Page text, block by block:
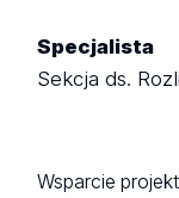
Specjalista
Sekcja ds.
Wsparcie